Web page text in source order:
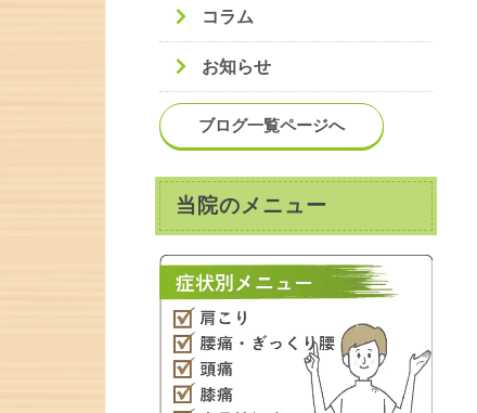
コラム
お知らせ
ブログ一覧ページへ
当院のメニュー